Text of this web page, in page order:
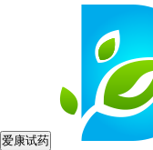
爱康试药